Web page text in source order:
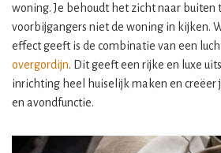
woning. Je behoudt het zicht naar buiten
voorbijgangers niet de woning in kijken.
effect geeft is de combinatie van een
overgordijn. Dit geeft een rijke en luxe
inrichting heel huiselijk maken en creëer
en avondfunctie.